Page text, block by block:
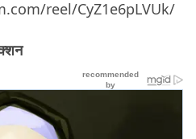
reel/CyZ1e6pLVUk/